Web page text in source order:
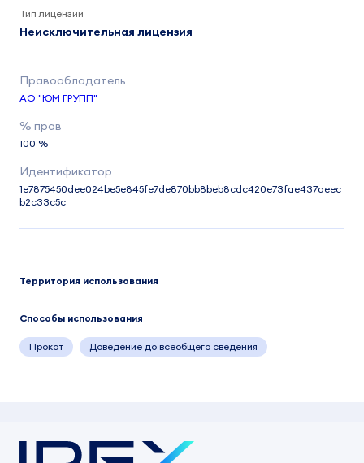
Тип лицензии
Неисключительная лицензия
АО "ЮМ ГРУПП"
100 %
1e7875450dee024be5e845fe7de870bb8beb8cdc420e73fae437aeec
b2c33c5c
Территория использования
Способы использования
Прокат Доведение до всеобщего сведения